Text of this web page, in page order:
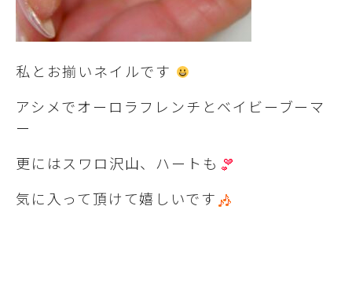
私とお揃いネイルです
アシメでオーロラフレンチとベイビーブーマ
ー
更にはスワロ沢山、ハートも
気に入って頂けて嬉しいです